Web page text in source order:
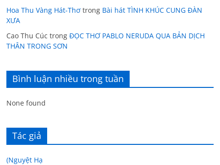
Hoa Thu Vàng Hát-Thơ trong Bài hát TÌNH KHÚC CUNG ĐÀN
XƯA
Cao Thu Cúc trongĐỌC THƠ PABLO NERUDA QUA BẢN DỊCH
THÂN TRONG SƠN
Bình luận nhiều trong tuần
None found
Tác giả
(Nguyệt Hạ